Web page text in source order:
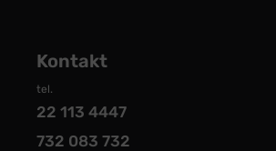
Kontakt
tel.
22 113 4447
732 083 732